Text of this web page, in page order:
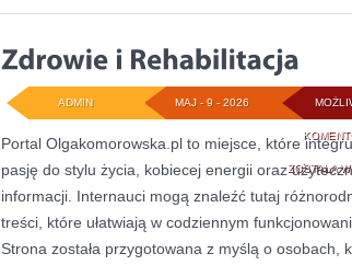
ZOSTAŁA
MAJ - 9 - 2026
ADMIN
Portal Olgakomorowska.pl to miejsce, które
pasję do stylu życia, kobiecej energii oraz
informacji. Internauci mogą znaleźć tutaj
treści, które ułatwiają w codziennym
Strona została przygotowana z myślą o osobach,